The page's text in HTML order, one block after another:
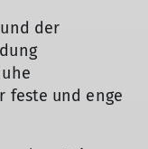
der
feste und enge